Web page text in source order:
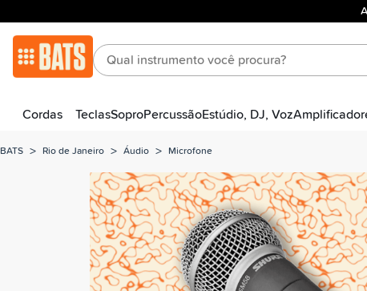
Cordas TeclasSoproPercussãoEstúdio, DJ, Voz
BATS > Rio de Janeiro > Áudio > Microfone